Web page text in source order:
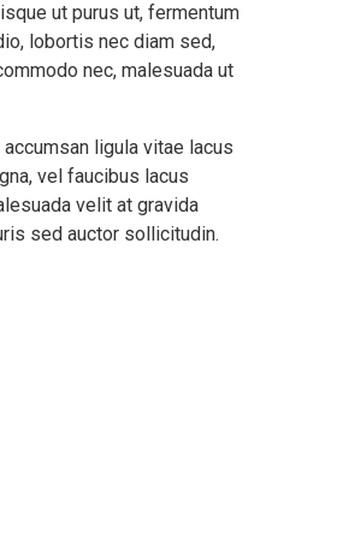
ut purus ut, fermentum
lobortis nec diam sed,
nec, malesuada ut
ligula vitae lacus
vel faucibus lacus
velit at gravida
sed auctor sollicitudin.